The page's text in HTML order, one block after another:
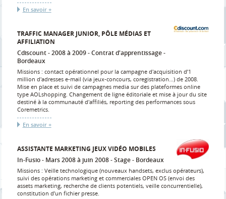
En savoir +
TRAFFIC MANAGER JUNIOR, PÔLE MÉDIAS ET
AFFILIATION
Cdiscount
2008 à 2009 Contrat d'apprentissage
Bordeaux
Missions : contact opérationnel pour la campagne d'acquisition d’1
million d'adresses e-mail (via jeux-concours, coregistration…) de 2008.
Mise en place et suivi de campagnes media sur des plateformes online
type AOLshopping. Changement de ligne éditoriale et mise à jour du site
destiné à la communauté d'affiliés, reporting des performances sous
Coremetrics.
En savoir +
ASSISTANTE MARKETING JEUX VIDÉO MOBILES
In-Fusio
Mars 2008 à juin 2008 Stage Bordeaux
Missions : Veille technologique (nouveaux handsets, exclus opérateurs),
suivi des opérations marketing et commerciales OPEN OS (envoi des
assets marketing, recherche de clients potentiels, veille concurrentielle),
constitution d’un fichier presse.